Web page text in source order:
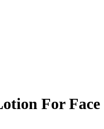
For Face